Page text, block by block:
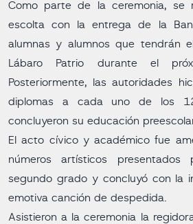
Como parte de la ceremonia, se
escolta con la entrega de la
alumnas y alumnos que tendrán
Lábaro Patrio durante el
Posteriormente, las autoridades
diplomas a cada uno de los
concluyeron su educación
El acto cívico y académico fue
números artísticos presentados
segundo grado y concluyó con la
emotiva canción de despedida.
Asistieron a la ceremonia la